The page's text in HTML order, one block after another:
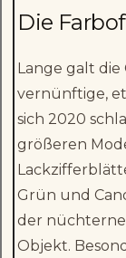
Die
Lange galt die
vernünftige,
sich 2020
größeren
Grün und
der
Objekt.